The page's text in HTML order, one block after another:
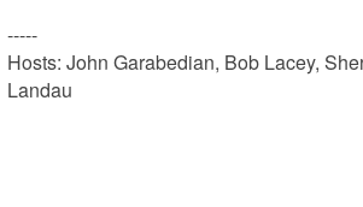
-----
Hosts: John Garabedian, Bob Lacey,
Landau